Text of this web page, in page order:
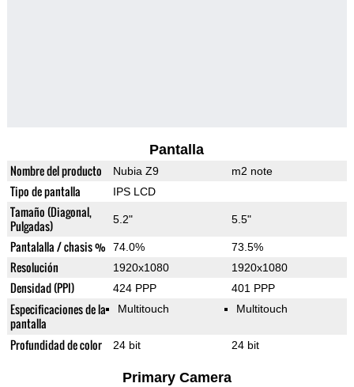
Pantalla
Nombre del producto Nubia Z9 m2 note
Tipo de pantalla IPS LCD
Tamaño (Diagonal,
Pulgadas)
5.2" 5.5"
Pantalalla / chasis % 74.0% 73.5%
Resolución 1920x1080 1920x1080
Densidad (PPI) 424 PPP 401 PPP
Especificaciones de la
pantalla
Multitouch Multitouch
Profundidad de color 24 bit 24 bit
Primary Camera